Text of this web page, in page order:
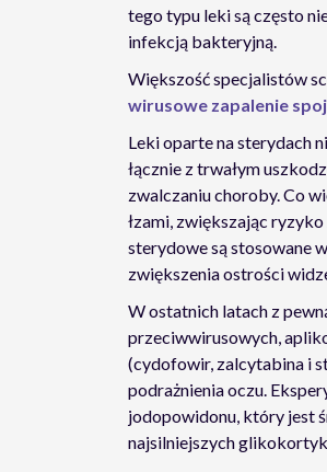
tego typu leki są często
infekcją bakteryjną.
Większość specjalistów
wirusowe zapalenie
Leki oparte na sterydach
łącznie z trwałym
zwalczaniu choroby. Co
łzami, zwiększając
sterydowe są stosowane
zwiększenia ostrości
W ostatnich latach z
przeciwwirusowych,
(cydofowir, zalcytabina i
podrażnienia oczu.
jodopowidonu, który jest
najsilniejszych